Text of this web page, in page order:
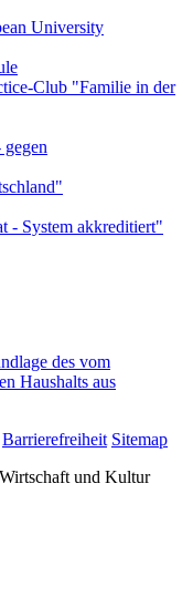
des vom
Haushalts aus
Barrierefreiheit Sitemap
und Kultur